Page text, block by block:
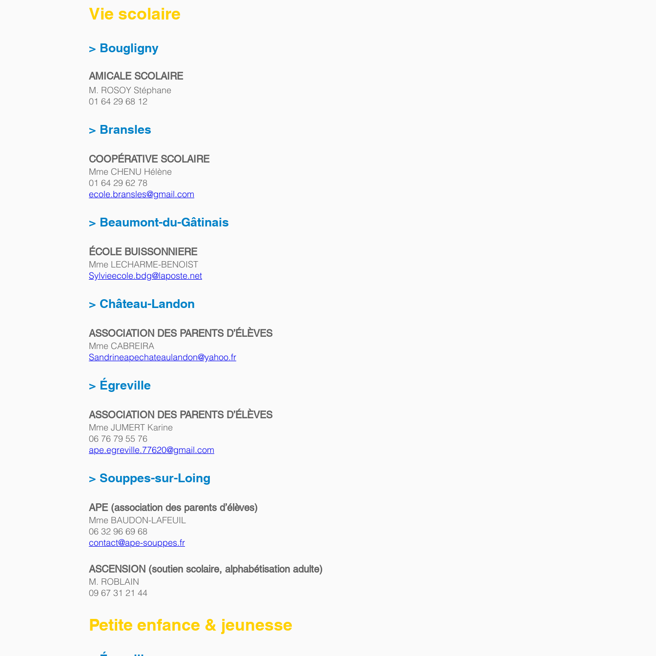
Vie scolaire
​> Bougligny
AMICALE SCOLAIRE
M. ROSOY Stéphane
01 64 29 68 12
> Bransles
COOPÉRATIVE SCOLAIRE
Mme CHENU Hélène
01 64 29 62 78
ecole.bransles@gmail.com
> Beaumont-du-Gâtinais
ÉCOLE BUISSONNIERE
Mme LECHARME-BENOIST
Sylvieecole.bdg@laposte.net
> Château-Landon
ASSOCIATION DES PARENTS D’ÉLÈVES
Mme CABREIRA
Sandrineapechateaulandon@yahoo.fr
> Égreville
ASSOCIATION DES PARENTS D’ÉLÈVES
Mme JUMERT Karine
06 76 79 55 76
ape.egreville.77620@gmail.com
> Souppes-sur-Loing
APE (association des parents d’élèves)
Mme BAUDON-LAFEUIL
06 32 96 69 68
contact@ape-souppes.fr
ASCENSION (soutien scolaire, alphabétisation adulte)
M. ROBLAIN
09 67 31 21 44
Petite enfance & jeunesse